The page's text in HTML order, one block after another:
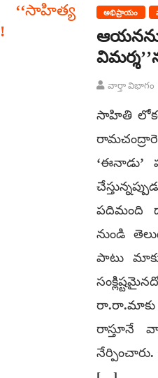
అభిప్రాయం
వార్తా విభాగం
సాహితి
‘ఈనాడు’
పదిమంది
నుండి
పాటు
రా.రా.మాకు
రాస్తూనే